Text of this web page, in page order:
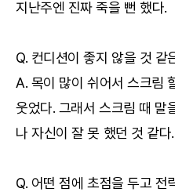
지난주엔 진짜 죽을 뻔 했다.
Q. 컨디션이 좋지 않을 것 같
A. 목이 많이 쉬어서 스크림
웃었다. 그래서 스크림 때 말
나 자신이 잘 못 했던 것 같다.
Q. 어떤 점에 초점을 두고 전